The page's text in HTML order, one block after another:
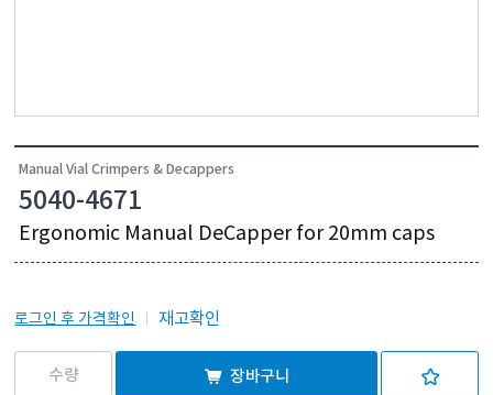
Manual Vial Crimpers & Decappers
5040-4671
Ergonomic Manual DeCapper for 20mm caps
로그인 후 가격확인 재고확인
장바구니